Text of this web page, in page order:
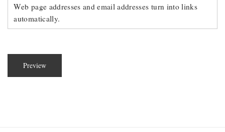
Web page addresses and email addresses turn into links
automatically.